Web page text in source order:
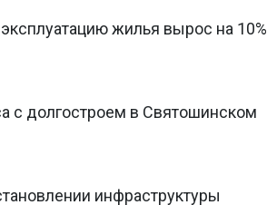
жилья вырос на 10%
с долгостроем в Святошинском
инфраструктуры